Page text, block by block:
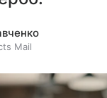
Mail